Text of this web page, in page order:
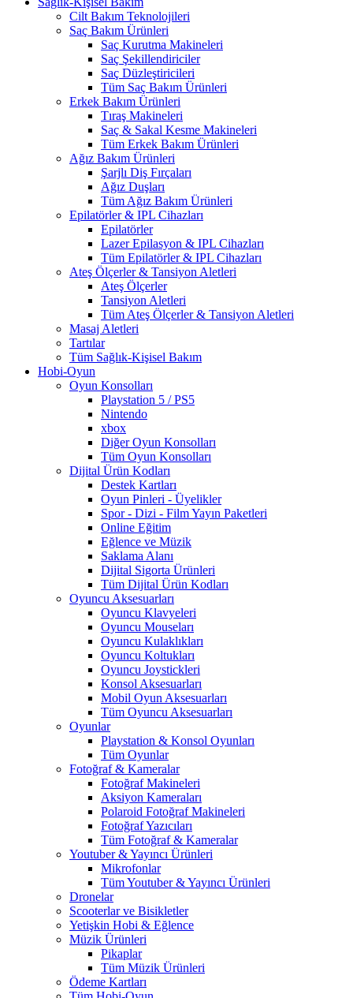
Cilt Bakım Teknolojileri
Saç Bakım Ürünleri
Saç Kurutma Makineleri
Saç Şekillendiriciler
Saç Düzleştiricileri
Tüm Saç Bakım Ürünleri
Erkek Bakım Ürünleri
Tıraş Makineleri
Saç & Sakal Kesme Makineleri
Tüm Erkek Bakım Ürünleri
Ağız Bakım Ürünleri
Şarjlı Diş Fırçaları
Ağız Duşları
Tüm Ağız Bakım Ürünleri
Epilatörler & IPL Cihazları
Epilatörler
Lazer Epilasyon & IPL Cihazları
Tüm Epilatörler & IPL Cihazları
Ateş Ölçerler & Tansiyon Aletleri
Ateş Ölçerler
Tansiyon Aletleri
Tüm Ateş Ölçerler & Tansiyon Aletleri
Masaj Aletleri
Tartılar
Tüm Sağlık-Kişisel Bakım
Hobi-Oyun
Oyun Konsolları
Playstation 5 / PS5
Nintendo
xbox
Diğer Oyun Konsolları
Tüm Oyun Konsolları
Dijital Ürün Kodları
Destek Kartları
Oyun Pinleri - Üyelikler
Spor - Dizi - Film Yayın Paketleri
Online Eğitim
Eğlence ve Müzik
Saklama Alanı
Dijital Sigorta Ürünleri
Tüm Dijital Ürün Kodları
Oyuncu Aksesuarları
Oyuncu Klavyeleri
Oyuncu Mouseları
Oyuncu Kulaklıkları
Oyuncu Koltukları
Oyuncu Joystickleri
Konsol Aksesuarları
Mobil Oyun Aksesuarları
Tüm Oyuncu Aksesuarları
Oyunlar
Playstation & Konsol Oyunları
Tüm Oyunlar
Fotoğraf & Kameralar
Fotoğraf Makineleri
Aksiyon Kameraları
Polaroid Fotoğraf Makineleri
Fotoğraf Yazıcıları
Tüm Fotoğraf & Kameralar
Youtuber & Yayıncı Ürünleri
Mikrofonlar
Tüm Youtuber & Yayıncı Ürünleri
Dronelar
Scooterlar ve Bisikletler
Yetişkin Hobi & Eğlence
Müzik Ürünleri
Pikaplar
Tüm Müzik Ürünleri
Ödeme Kartları